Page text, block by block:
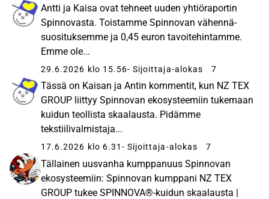
Antti ja Kaisa ovat tehneet uuden yhtiöraportin
Spinnovasta. Toistamme Spinnovan vähennä-
suosituksemme ja 0,45 euron tavoitehintamme.
Emme ole...
29.6.2026 klo 15.56- Sijoittaja-alokas 7
Tässä on Kaisan ja Antin kommentit, kun NZ TEX
GROUP liittyy Spinnovan ekosysteemiin tukemaan
kuidun teollista skaalausta. Pidämme
tekstiilivalmistaja...
17.6.2026 klo 6.31 - Sijoittaja-alokas 7
Tällainen uusvanha kumppanuus Spinnovan
ekosysteemiin: Spinnovan kumppani NZ TEX
GROUP tukee SPINNOVA®‑kuidun skaalausta |